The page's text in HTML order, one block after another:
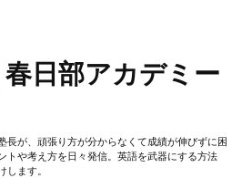
日部アカデミー
長が、頑張り方が分からなくて成績が伸びずに困
トや考え方を日々発信。英語を武器にする方法
ます。